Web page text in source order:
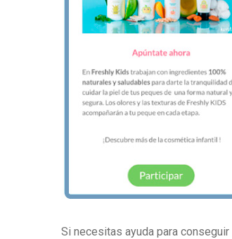
Si necesitas ayuda para conseguir